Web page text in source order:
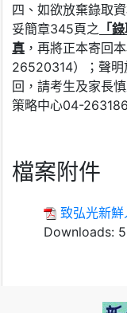
四、如欲放棄錄取
妥簡章345頁之 「
真 ，再將正本寄回
26520314）；聲明
回，請考生及家長
策略中心04-
檔案附件
致弘光新
Downloads: